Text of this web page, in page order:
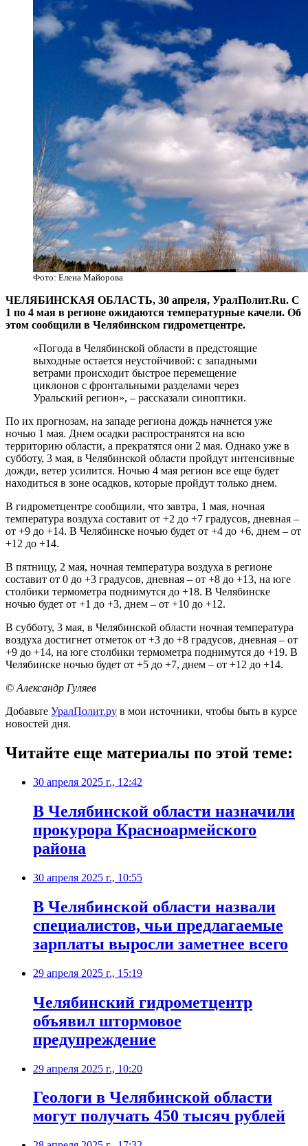
Фото: Елена Майорова
ЧЕЛЯБИНСКАЯ ОБЛАСТЬ, 30 апреля, УралПолит.Ru. С
1 по 4 мая в регионе ожидаются температурные качели. Об
этом сообщили в Челябинском гидрометцентре.
«Погода в Челябинской области в предстоящие
выходные остается неустойчивой: с западными
ветрами происходит быстрое перемещение
циклонов с фронтальными разделами через
Уральский регион», – рассказали синоптики.
По их прогнозам, на западе региона дождь начнется уже
ночью 1 мая. Днем осадки распространятся на всю
территорию области, а прекратятся они 2 мая. Однако уже в
субботу, 3 мая, в Челябинской области пройдут интенсивные
дожди, ветер усилится. Ночью 4 мая регион все еще будет
находиться в зоне осадков, которые пройдут только днем.
В гидрометцентре сообщили, что завтра, 1 мая, ночная
температура воздуха составит от +2 до +7 градусов, дневная –
от +9 до +14. В Челябинске ночью будет от +4 до +6, днем – от
+12 до +14.
В пятницу, 2 мая, ночная температура воздуха в регионе
составит от 0 до +3 градусов, дневная – от +8 до +13, на юге
столбики термометра поднимутся до +18. В Челябинске
ночью будет от +1 до +3, днем – от +10 до +12.
В субботу, 3 мая, в Челябинской области ночная температура
воздуха достигнет отметок от +3 до +8 градусов, дневная – от
+9 до +14, на юге столбики термометра поднимутся до +19. В
Челябинске ночью будет от +5 до +7, днем – от +12 до +14.
© Александр Гуляев
Добавьте УралПолит.ру в мои источники, чтобы быть в курсе
новостей дня.
Читайте еще материалы по этой теме:
30 апреля 2025 г., 12:42
В Челябинской области назначили
прокурора Красноармейского
района
30 апреля 2025 г., 10:55
В Челябинской области назвали
специалистов, чьи предлагаемые
зарплаты выросли заметнее всего
29 апреля 2025 г., 15:19
Челябинский гидрометцентр
объявил штормовое
предупреждение
29 апреля 2025 г., 10:20
Геологи в Челябинской области
могут получать 450 тысяч рублей